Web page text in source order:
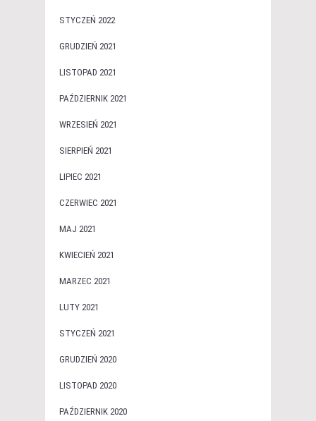
STYCZEŃ 2022
GRUDZIEŃ 2021
LISTOPAD 2021
PAŹDZIERNIK 2021
WRZESIEŃ 2021
SIERPIEŃ 2021
LIPIEC 2021
CZERWIEC 2021
MAJ 2021
KWIECIEŃ 2021
MARZEC 2021
LUTY 2021
STYCZEŃ 2021
GRUDZIEŃ 2020
LISTOPAD 2020
PAŹDZIERNIK 2020